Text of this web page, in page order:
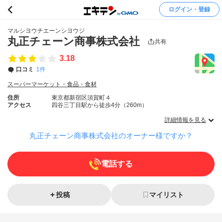
ログイン・登録
マルシヨウチエーンシヨウジ
丸正チェーン商事株式会社 共有
3.18
口コミ 1件
スーパーマーケット・食品・食材
住所
東京都新宿区須賀町４
アクセス
四谷三丁目駅から徒歩4分（260m）
詳細情報を見る
丸正チェーン商事株式会社のオーナー様ですか？
電話する
投稿 マイリスト